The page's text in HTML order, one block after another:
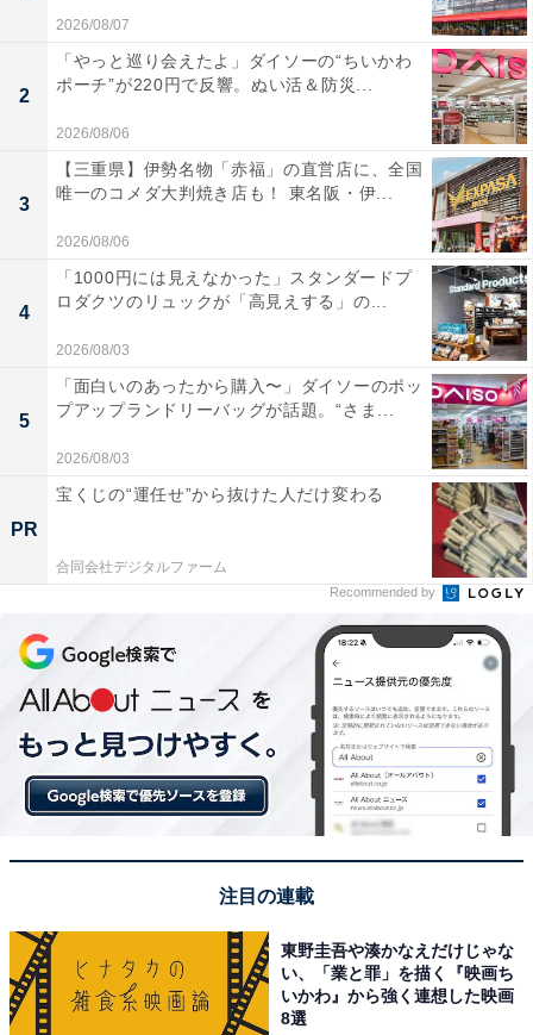
2026/08/07
2
「やっと巡り会えたよ」ダイソーの“ちいかわ
ポーチ”が220円で反響。ぬい活＆防災...
2026/08/06
3
【三重県】伊勢名物「赤福」の直営店に、全国
唯一のコメダ大判焼き店も！ 東名阪・伊...
2026/08/06
4
「1000円には見えなかった」スタンダードプ
ロダクツのリュックが「高見えする」の...
2026/08/03
5
「面白いのあったから購入〜」ダイソーのポッ
プアップランドリーバッグが話題。“さま...
2026/08/03
PR
宝くじの“運任せ”から抜けた人だけ変わる
合同会社デジタルファーム
Recommended by
注目の連載
東野圭吾や湊かなえだけじゃな
い、「業と罪」を描く『映画ち
いかわ』から強く連想した映画
8選